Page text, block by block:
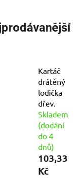
Kartáč
drátěný
lodička
dřev.
Skladem
(dodání
do 4
dnů)
103,33
Kč